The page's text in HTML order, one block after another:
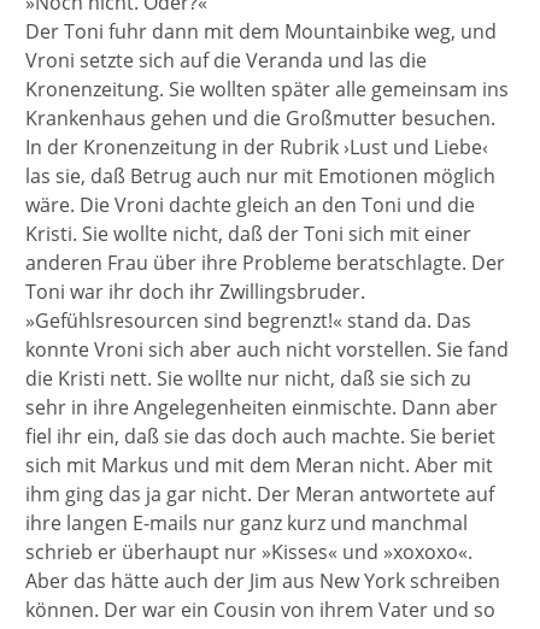
Der Toni fuhr dann mit dem Mountainbike weg, und
Vroni setzte sich auf die Veranda und las die
Kronenzeitung. Sie wollten später alle gemeinsam ins
Krankenhaus gehen und die Großmutter besuchen.
In der Kronenzeitung in der Rubrik ›Lust und Liebe‹
las sie, daß Betrug auch nur mit Emotionen möglich
wäre. Die Vroni dachte gleich an den Toni und die
Kristi. Sie wollte nicht, daß der Toni sich mit einer
anderen Frau über ihre Probleme beratschlagte. Der
Toni war ihr doch ihr Zwillingsbruder.
»Gefühlsresourcen sind begrenzt!« stand da. Das
konnte Vroni sich aber auch nicht vorstellen. Sie fand
die Kristi nett. Sie wollte nur nicht, daß sie sich zu
sehr in ihre Angelegenheiten einmischte. Dann aber
fiel ihr ein, daß sie das doch auch machte. Sie beriet
sich mit Markus und mit dem Meran nicht. Aber mit
ihm ging das ja gar nicht. Der Meran antwortete auf
ihre langen E-mails nur ganz kurz und manchmal
schrieb er überhaupt nur »Kisses« und »xoxoxo«.
Aber das hätte auch der Jim aus New York schreiben
können. Der war ein Cousin von ihrem Vater und so